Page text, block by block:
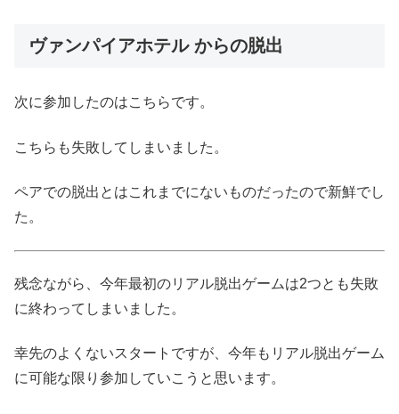
ヴァンパイアホテル からの脱出
次に参加したのはこちらです。
こちらも失敗してしまいました。
ペアでの脱出とはこれまでにないものだったので新鮮でし
た。
残念ながら、今年最初のリアル脱出ゲームは2つとも失敗
に終わってしまいました。
幸先のよくないスタートですが、今年もリアル脱出ゲーム
に可能な限り参加していこうと思います。